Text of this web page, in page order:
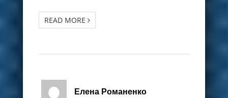
READ MORE
Елена Романенко